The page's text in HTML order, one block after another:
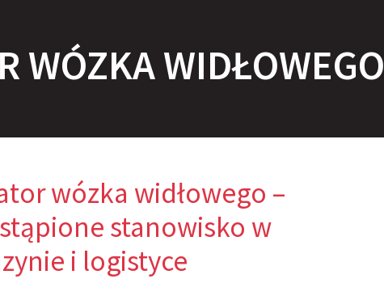
WÓZKA WIDŁOWEGO
wózka widłowego –
stanowisko w
i logistyce